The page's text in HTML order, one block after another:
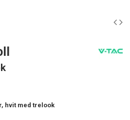
hvit med trelook